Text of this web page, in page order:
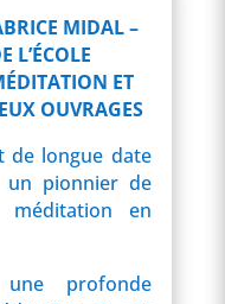
MIDAL –
L’ÉCOLE
ET
OUVRAGES
de longue date
un pionnier de
méditation en
profonde